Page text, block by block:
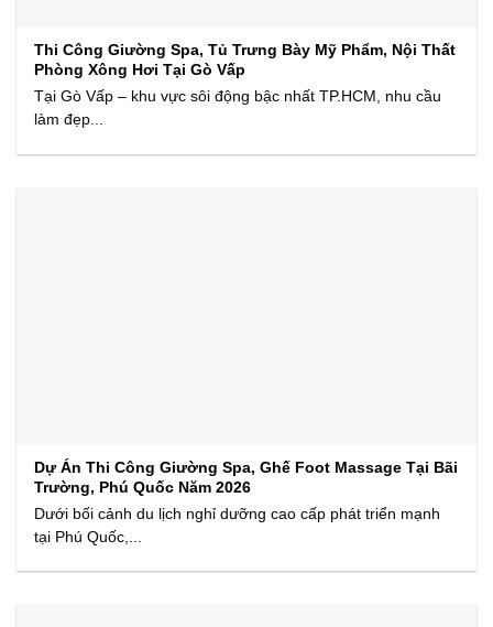
Thi Công Giường Spa, Tủ Trưng Bày Mỹ Phẩm, Nội Thất
Phòng Xông Hơi Tại Gò Vấp
Tại Gò Vấp – khu vực sôi động bậc nhất TP.HCM, nhu cầu
làm đẹp...
Dự Án Thi Công Giường Spa, Ghế Foot Massage Tại Bãi
Trường, Phú Quốc Năm 2026
Dưới bối cảnh du lịch nghỉ dưỡng cao cấp phát triển mạnh
tại Phú Quốc,...